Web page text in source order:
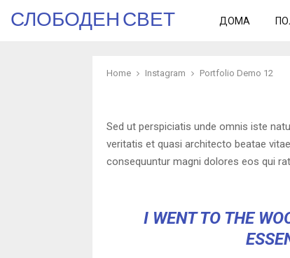
СЛОБОДЕН СВЕТ ДОМА
Home Instagram Portfolio Demo 12
Sed ut perspiciatis unde omnis iste
veritatis et quasi architecto beatae
consequuntur magni dolores eos qui
I WENT TO THE